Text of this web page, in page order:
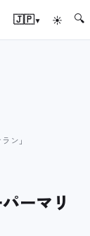
🇯🇵▾ ☀ 🔍
ン」
ーマリ